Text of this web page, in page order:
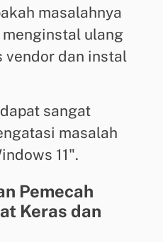
masalahnya
ulang
vendor dan instal
sangat
masalah
11".
Pemecah
Keras dan